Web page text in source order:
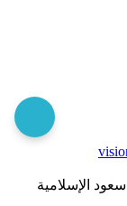
الإسلامية